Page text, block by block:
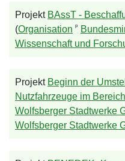
Projekt BAssT -
(Organisation ᵖ
Wissenschaft und
Projekt Beginn der
Nutzfahrzeuge im
Wolfsberger Stadtwerke
Wolfsberger Stadtwerke